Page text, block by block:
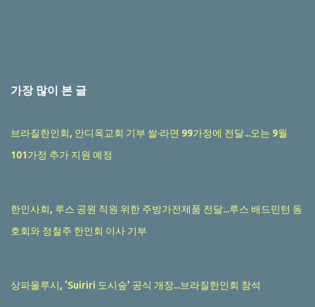
가장 많이 본 글
브라질한인회, 안디옥교회 기부 쌀·라면 99가정에 전달...오는 9월
101가정 추가 지원 예정
한인사회, 루스 공원 직원 위한 주방가전제품 전달...루스 배드민턴 동
호회와 정철주 한인회 이사 기부
상파울루시, ‘Suiriri 도시숲’ 공식 개장...브라질한인회 참석